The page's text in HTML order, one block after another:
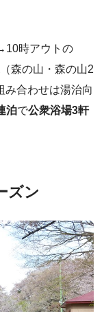
時アウトの
（森の山・森の山2
み合わせは湯治向
泊で公衆浴場3軒
ズン